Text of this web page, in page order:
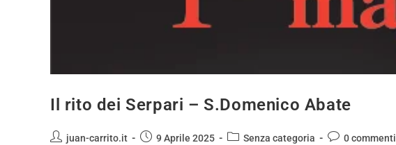
Il rito dei Serpari – S.Domenico Abate
juan-carrito.it 9 Aprile 2025 Senza categoria 0 commenti